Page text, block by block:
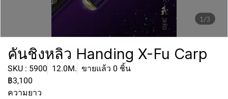
1/3
คันชิงหลิว Handing X-Fu Carp
SKU : 5900 12.0M. ขายแล้ว 0 ชิ้น
฿3,100
ความยาว